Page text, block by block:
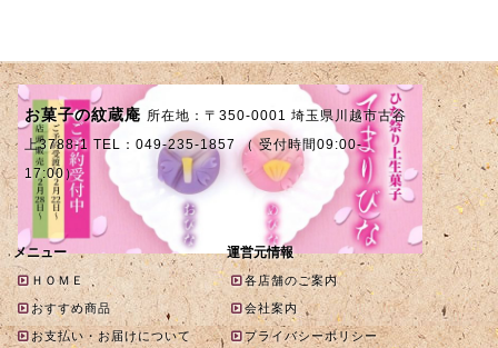
お菓子の紋蔵庵 所在地：〒350-0001 埼玉県川越市古谷
上3788-1 TEL：049-235-1857 （ 受付時間09:00-
17:00）
メニュー
ＨＯＭＥ
おすすめ商品
お支払い・お届けについて
運営元情報
各店舗のご案内
会社案内
プライバシーポリシー